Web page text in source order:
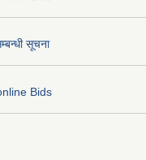
सूचना
Bids